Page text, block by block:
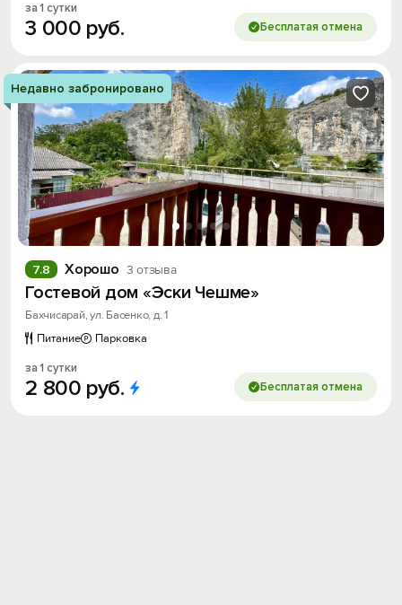
за 1 сутки
3 000 руб. Бесплатая отмена
Недавно забронировано
Хорошо 3 отзыва
7.8
Гостевой дом «Эски Чешме»
Бахчисарай, ул. Басенко, д. 1
Питание
Парковка
за 1 сутки
2 800 руб. Бесплатая отмена